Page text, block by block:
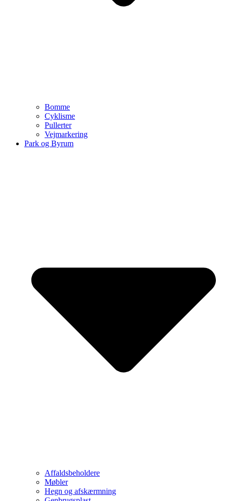
Bomme
Cyklisme
Pullerter
Vejmarkering
Park og Byrum
Affaldsbeholdere
Møbler
Hegn og afskærmning